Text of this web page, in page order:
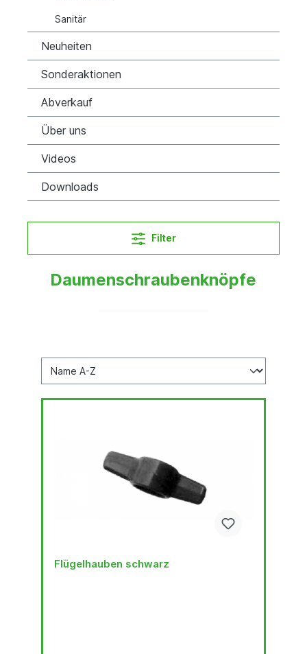
Sanitär
Neuheiten
Sonderaktionen
Abverkauf
Über uns
Videos
Downloads
Filter
Daumenschraubenknöpfe
Flügelhauben schwarz